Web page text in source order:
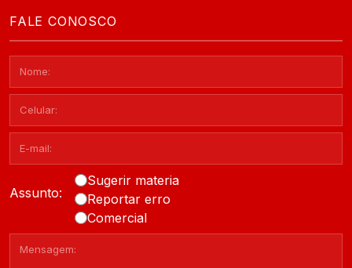
FALE CONOSCO
Assunto:
Sugerir materia
Reportar erro
Comercial